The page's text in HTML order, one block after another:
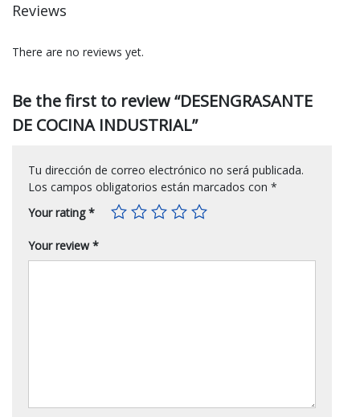
Reviews
There are no reviews yet.
Be the first to review “DESENGRASANTE
DE COCINA INDUSTRIAL”
Tu dirección de correo electrónico no será publicada.
Los campos obligatorios están marcados con *
Your rating*
Your review*